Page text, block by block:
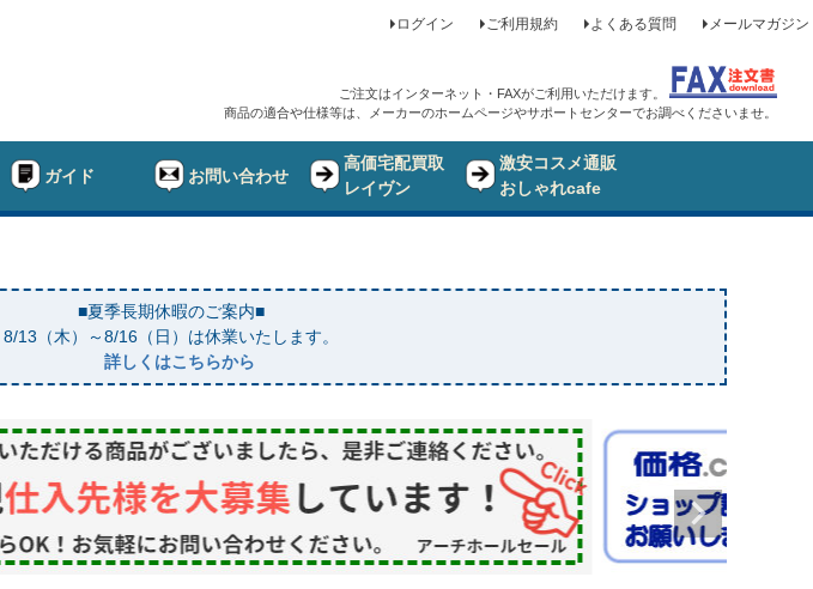
ログイン ご利用規約 よくある質問 メールマガジン
ご注文はインターネット・FAXがご利用いただけます。
商品の適合や仕様等は、メーカーのホームページやサポートセンターでお調べくださいませ。
ガイド お問い合わせ
高価宅配買取
レイヴン
激安コスメ通販
おしゃれcafe
■夏季長期休暇のご案内■
8/13（木）～8/16（日）は休業いたします。
詳しくはこちらから